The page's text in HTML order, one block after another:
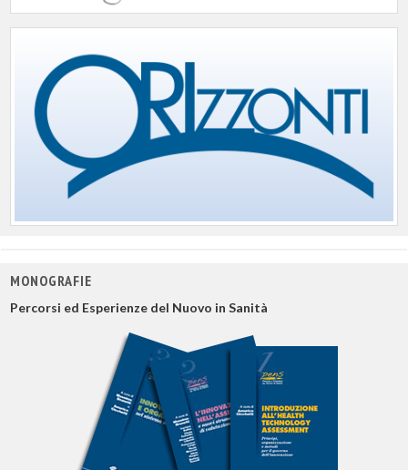
MONOGRAFIE
Percorsi ed Esperienze del Nuovo in Sanità